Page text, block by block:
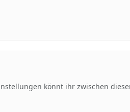
könnt ihr zwischen